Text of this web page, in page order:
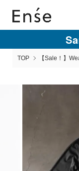
TOP 【Sale！】